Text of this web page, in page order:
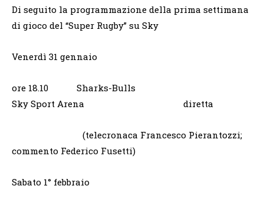
Di seguito la programmazione della prima settimana
di gioco del “Super Rugby” su Sky
Venerdì 31 gennaio
ore 18.10 Sharks-Bulls
Sky Sport Arena diretta
(telecronaca Francesco Pierantozzi;
commento Federico Fusetti)
Sabato 1° febbraio